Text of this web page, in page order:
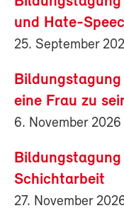
und Hate-
25. September
eine Frau zu
6. November 2026
Bildungstagung
Schichtarbeit
27. November